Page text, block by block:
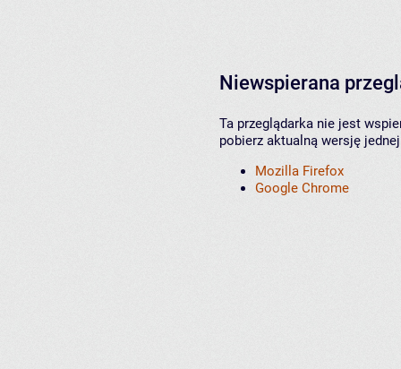
Niewspierana
Ta przeglądarka nie jest
pobierz aktualną wersję
Mozilla Firefox
Google Chrome